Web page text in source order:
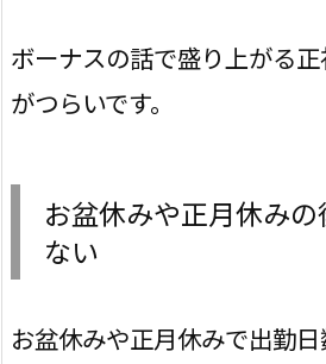
ボーナスの話で盛り上がる
がつらいです。
お盆休みや正月休み
ない
お盆休みや正月休みで出勤